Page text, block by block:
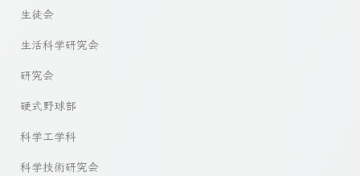
生徒会
生活科学研究会
研究会
硬式野球部
科学工学科
科学技術研究会